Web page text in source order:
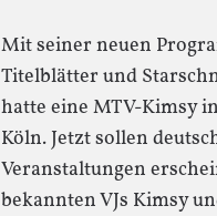
Mit seiner neuen
Titelblätter und
hatte eine MTV-Kimsy
Köln. Jetzt sollen
Veranstaltungen
bekannten VJs Kimsy